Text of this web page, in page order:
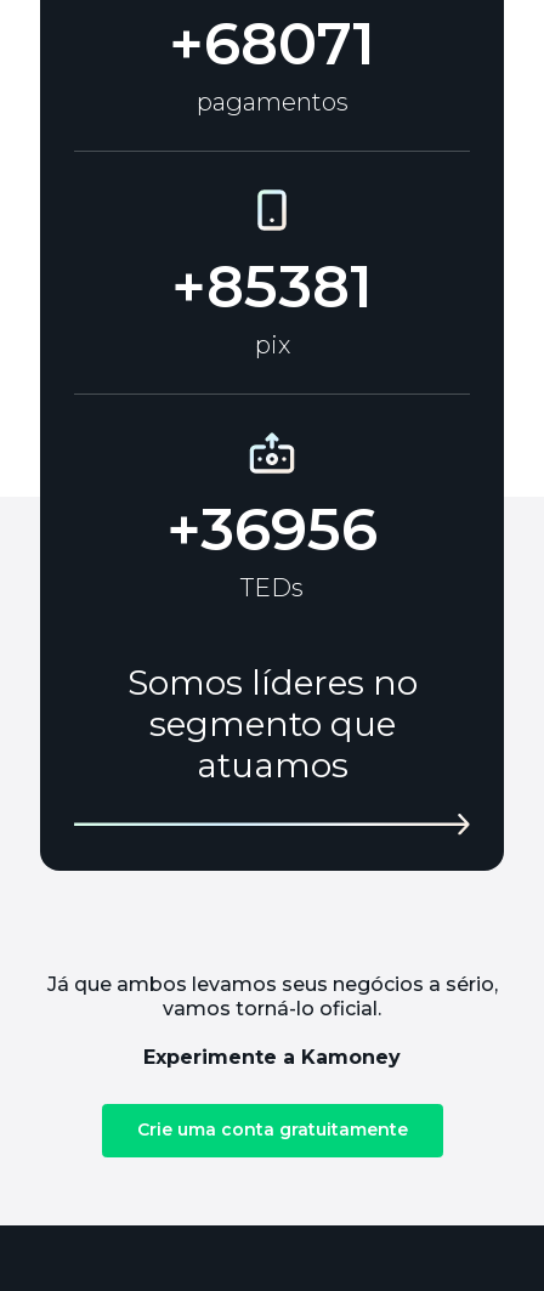
Somos líderes no
segmento que
atuamos
+68071
pagamentos
+85381
pix
+36956
TEDs
Já que ambos levamos seus negócios a sério,
vamos torná-lo oficial.
Experimente a Kamoney
Crie uma conta gratuitamente